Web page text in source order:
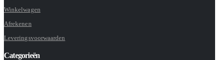
Winkelwagen
Afrekenen
Leveringsvoorwaarden
Categorieën